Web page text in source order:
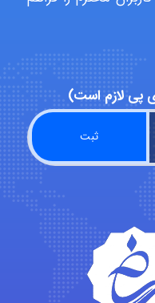
hosein abdolvand
Kati
emami
پی لازم است)